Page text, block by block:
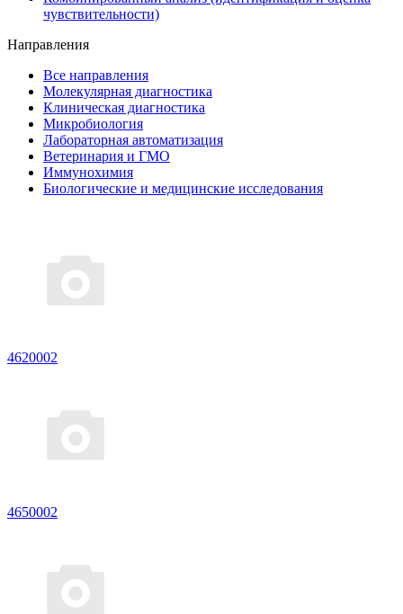
чувствительности)
Направления
Все направления
Молекулярная диагностика
Клиническая диагностика
Микробиология
Лабораторная автоматизация
Ветеринария и ГМО
Иммунохимия
Биологические и медицинские исследования
4620002
4650002